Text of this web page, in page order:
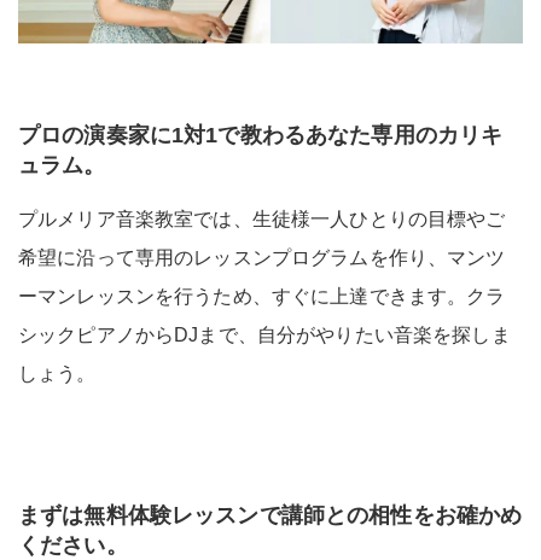
プロの演奏家に1対1で教わるあなた専用のカリキ
ュラム。
プルメリア音楽教室では、生徒様一人ひとりの目標やご
希望に沿って専用のレッスンプログラムを作り、マンツ
ーマンレッスンを行うため、すぐに上達できます。クラ
シックピアノからDJまで、自分がやりたい音楽を探しま
しょう。
まずは無料体験レッスンで講師との相性をお確かめ
ください。